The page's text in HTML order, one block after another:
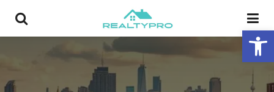
פתח סרגל נגישות